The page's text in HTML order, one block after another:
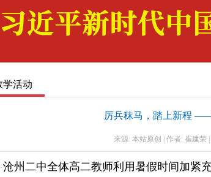
2 3
学活动
厉兵秣马，踏上新程
来源: 本站原创 | 作者: 崔建荣
二中全体高二教师利用暑假时间加紧充